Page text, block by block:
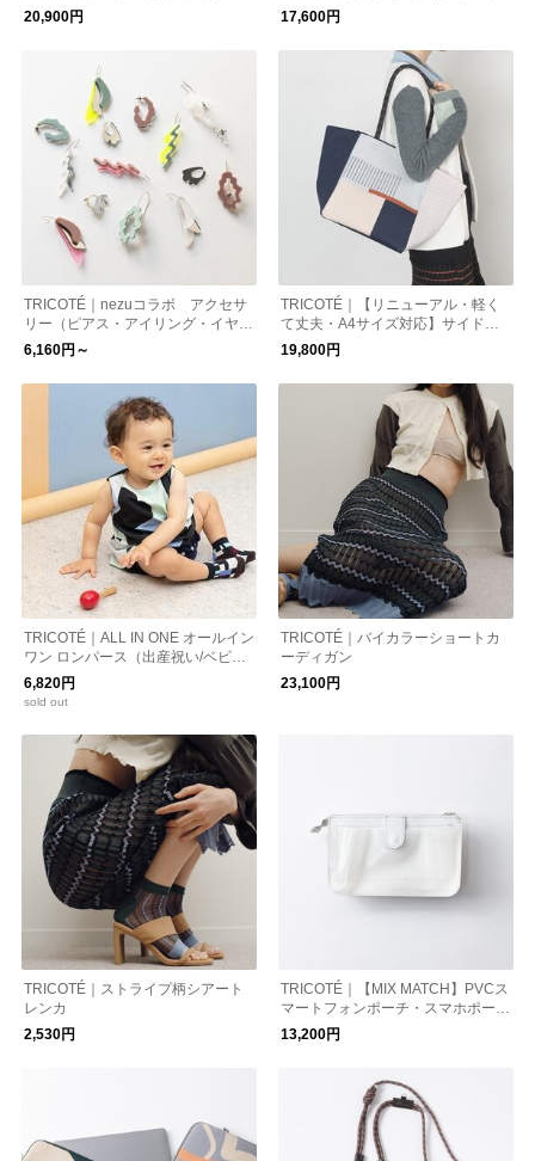
20,900円
17,600円
TRICOTÉ｜nezuコラボ アクセサ
リー（ピアス・アイリング・イヤー
カフ）
6,160円～
TRICOTÉ｜【リニューアル・軽く
て丈夫・A4サイズ対応】サイドメ
ッシュトートバッグ 新作
19,800円
TRICOTÉ｜ALL IN ONE オールイン
ワン ロンパース（出産祝い/ベビー
ファッション）
6,820円
sold out
TRICOTÉ｜バイカラーショートカ
ーディガン
23,100円
TRICOTÉ｜ストライプ柄シアート
レンカ
2,530円
TRICOTÉ｜【MIX MATCH】PVCス
マートフォンポーチ・スマホポーチ
（単品）
13,200円